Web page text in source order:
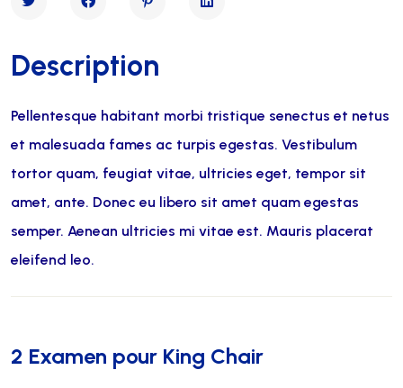
Description
Pellentesque habitant morbi tristique senectus et netus
et malesuada fames ac turpis egestas. Vestibulum
tortor quam, feugiat vitae, ultricies eget, tempor sit
amet, ante. Donec eu libero sit amet quam egestas
semper. Aenean ultricies mi vitae est. Mauris placerat
eleifend leo.
2 Examen pour King Chair